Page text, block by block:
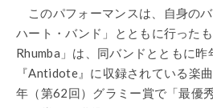
このパフォーマンスは、自身の
ハート・バンド」とともに行った
Rhumba」は、同バンドとともに
『Antidote』に収録されている楽
年（第62回）グラミー賞で「最優